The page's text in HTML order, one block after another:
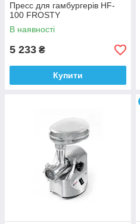
Пресс для гамбургерів HF-
100 FROSTY
В наявності
5 233 ₴
Купити